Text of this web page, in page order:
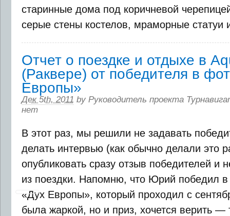
старинные дома под коричневой
серые стены костелов, мраморные статуи
Отчет о поездке и отдыхе в
(Раквере) от победителя в
Европы»
Дек 5th, 2011 by Руководитель проекта
нет
В этот раз, мы решили не задавать
делать интервью (как обычно делали это
опубликовать сразу отзыв победителей и
из поездки. Напомню, что Юрий победил
«Дух Европы», который проходил с
была жаркой, но и приз, хочется верить —